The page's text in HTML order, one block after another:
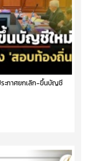
ระกาศยกเลิก-ขึ้นบัญชี